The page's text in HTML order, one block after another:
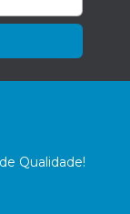
Qualidade!